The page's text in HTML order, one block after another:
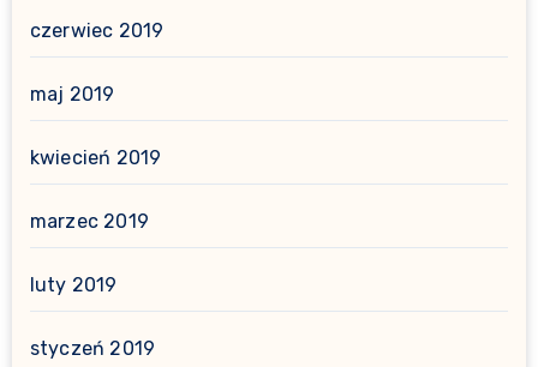
czerwiec 2019
maj 2019
kwiecień 2019
marzec 2019
luty 2019
styczeń 2019